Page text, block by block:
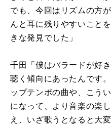
でも、今回はリズムの方
んと耳に残りやすいこと
きな発見でした」
千田「僕はバラードが好
聴く傾向にあったんです
ップテンポの曲や、こう
になって、より音楽の楽
え、いざ歌うとなると大